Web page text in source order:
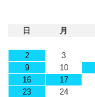
日
月
2
3
9
10
16
17
23
24